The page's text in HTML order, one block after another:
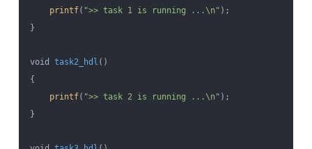
printf( ">> task 1 is running ...\n" );
}
void task2_hdl ()
{
printf( ">> task 2 is running ...\n" );
}